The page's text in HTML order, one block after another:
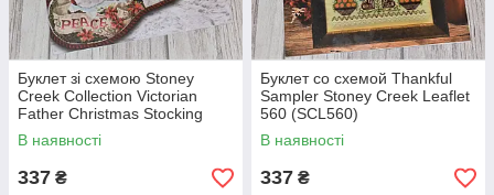
Буклет зі схемою Stoney
Creek Collection Victorian
Father Christmas Stocking
SCL487
В наявності
337 ₴
Буклет со схемой Thankful
Sampler Stoney Creek Leaflet
560 (SCL560)
В наявності
337 ₴